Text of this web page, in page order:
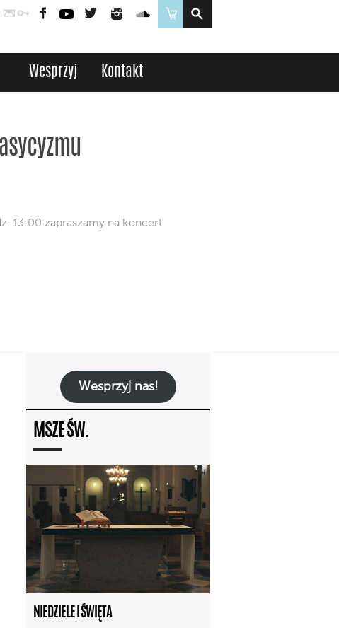
PocztaLogowanie
FacebookYouTubeTwitter InstagramSoundCloud
Sklep
Wesprzyj Kontakt
13:00 zapraszamy na koncert
Wesprzyj nas!
MSZE ŚW.
NIEDZIELE I ŚWIĘTA